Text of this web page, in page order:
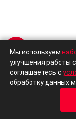
Москва, ул.
Мы используем
улучшения работы
соглашаетесь с
обработку данных
Отзывы